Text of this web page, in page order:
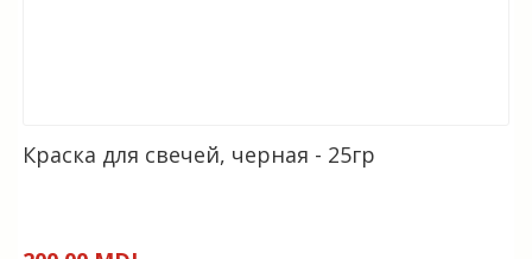
Краска для свечей, черная - 25гр